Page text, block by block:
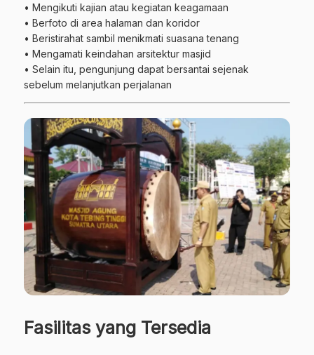
• Mengikuti kajian atau kegiatan keagamaan
• Berfoto di area halaman dan koridor
• Beristirahat sambil menikmati suasana tenang
• Mengamati keindahan arsitektur masjid
• Selain itu, pengunjung dapat bersantai sejenak
sebelum melanjutkan perjalanan
Fasilitas yang Tersedia